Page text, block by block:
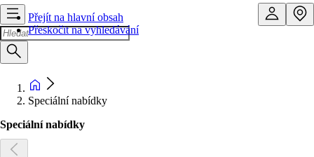
Přejít na hlavní obsah
Přeskočit na vyhledávání
Speciální nabídky
Speciální nabídky